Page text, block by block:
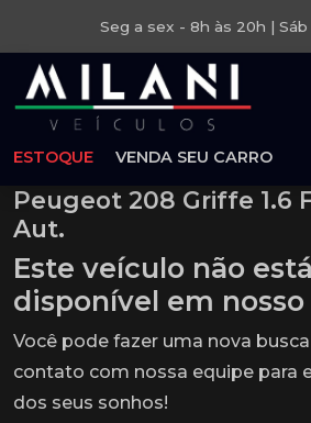
Seg a sex - 8h às 20h | Sáb
ESTOQUE VENDA SEU CARRO
Peugeot 208 Griffe 1.6
Aut.
Este veículo não
disponível em
Você pode fazer uma nova
contato com nossa equipe para
dos seus sonhos!